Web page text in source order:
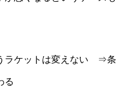
ラケットは変えない ⇒条
る